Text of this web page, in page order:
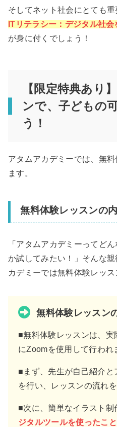
そしてネット社会にとても重
ITリテラシー：デジタル社会
が身に付くでしょう！
【限定特典あり
ンで、子どもの
う！
アタムアカデミーでは、無
ます。
無料体験レッスンの
「アタムアカデミーってど
か試してみたい！」そんな
カデミーでは無料体験レッス
無料体験レッスン
■無料体験レッスンは、実
にZoomを使用して行われ
■まず、先生が自己紹介と
を行い、レッスンの流れを
■次に、簡単なイラスト制
ジタルツールを使ったこ